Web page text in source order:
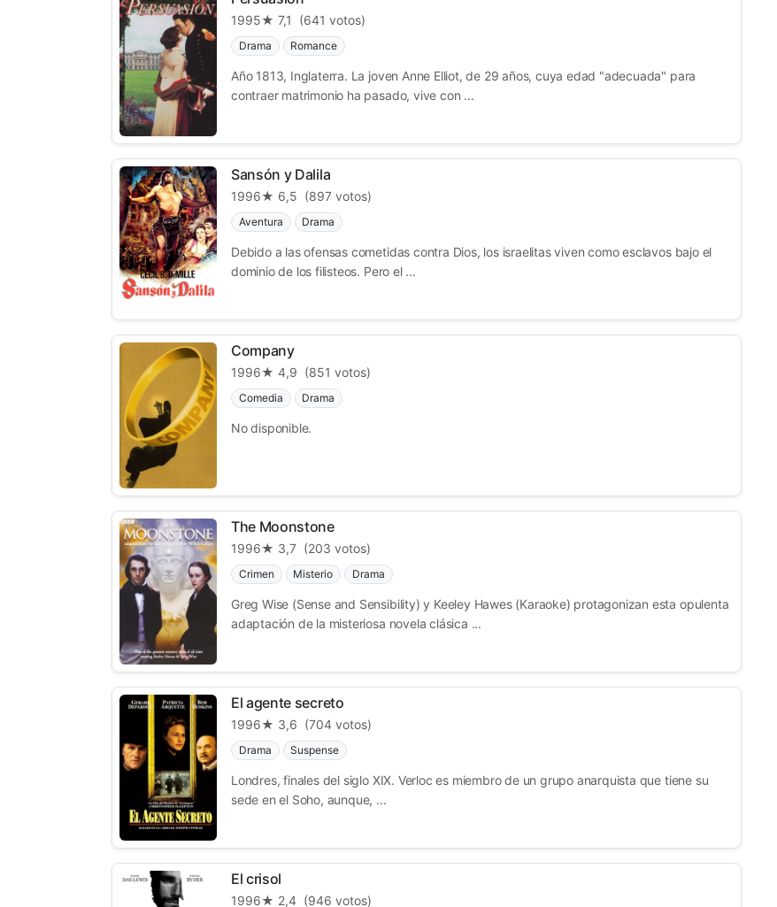
1995★ 7,1 (641 votos)
Drama Romance
Año 1813, Inglaterra. La joven Anne Elliot, de 29 años, cuya edad "adecuada" para
contraer matrimonio ha pasado, vive con ...
Sansón y Dalila
1996★ 6,5 (897 votos)
Aventura Drama
Debido a las ofensas cometidas contra Dios, los israelitas viven como esclavos bajo el
dominio de los filisteos. Pero el ...
Company
1996★ 4,9 (851 votos)
Comedia Drama
No disponible.
The Moonstone
1996★ 3,7 (203 votos)
Crimen Misterio Drama
Greg Wise (Sense and Sensibility) y Keeley Hawes (Karaoke) protagonizan esta opulenta
adaptación de la misteriosa novela clásica ...
El agente secreto
1996★ 3,6 (704 votos)
Drama Suspense
Londres, finales del siglo XIX. Verloc es miembro de un grupo anarquista que tiene su
sede en el Soho, aunque, ...
El crisol
1996★ 2,4 (946 votos)